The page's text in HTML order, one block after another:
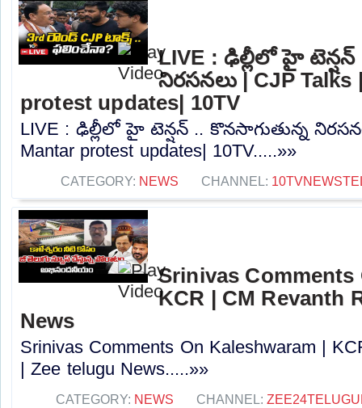
LIVE : ఢిల్లీలో హై టెన్షన్
నిరసనలు | CJP Talks
protest updates| 10TV
LIVE : ఢిల్లీలో హై టెన్షన్ .. కొనసాగుతున్న
Mantar protest updates| 10TV.....»»
CATEGORY: NEWS CHANNEL:
Srinivas Comments
KCR | CM Revanth
News
Srinivas Comments On Kaleshwaram |
| Zee telugu News.....»»
CATEGORY: NEWS CHANNEL: